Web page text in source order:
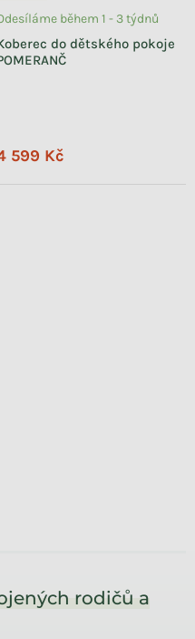
do dětského pokoje
během 1 - 3 týdnů
599 Kč
rodičů a